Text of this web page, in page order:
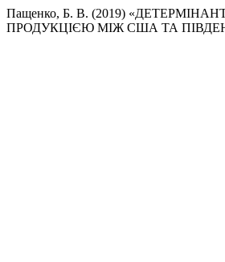
Пащенко, Б. В. (2019)
ПРОДУКЦІЄЮ МІЖ США ТА